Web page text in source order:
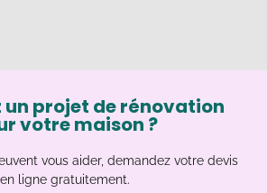
un projet de rénovation
votre maison ?
vous aider, demandez votre devis
en ligne gratuitement.